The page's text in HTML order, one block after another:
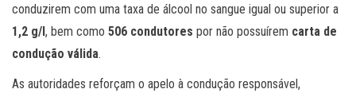
conduzirem com uma taxa de álcool no sangue igual ou superior a
1,2 g/l, bem como 506 condutores por não possuírem carta de
condução válida.
As autoridades reforçam o apelo à condução responsável,